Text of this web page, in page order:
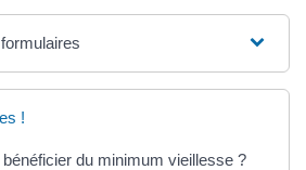
!
du minimum vieillesse ?